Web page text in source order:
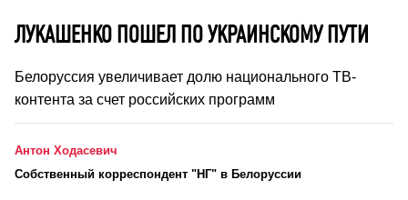
ЛУКАШЕНКО ПОШЕЛ ПО УКРАИНСКОМУ ПУТИ
Белоруссия увеличивает долю национального ТВ-
контента за счет российских программ
Антон Ходасевич
Cобственный корреспондент "НГ" в Белоруссии